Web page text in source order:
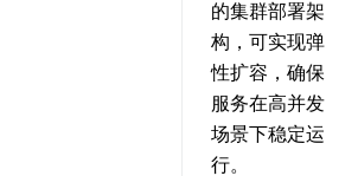
的集群部署架
构，可实现弹
性扩容，确保
服务在高并发
场景下稳定运
行。